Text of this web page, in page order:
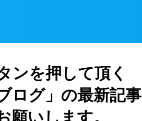
ンを押して頂く
ログ」の最新記事
いします。